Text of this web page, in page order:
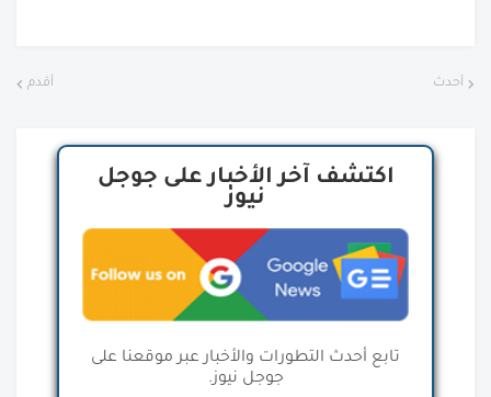
أحدث أقدم
اكتشف آخر الأخبار على جوجل
نيوز
تابع أحدث التطورات والأخبار عبر موقعنا على
جوجل نيوز.